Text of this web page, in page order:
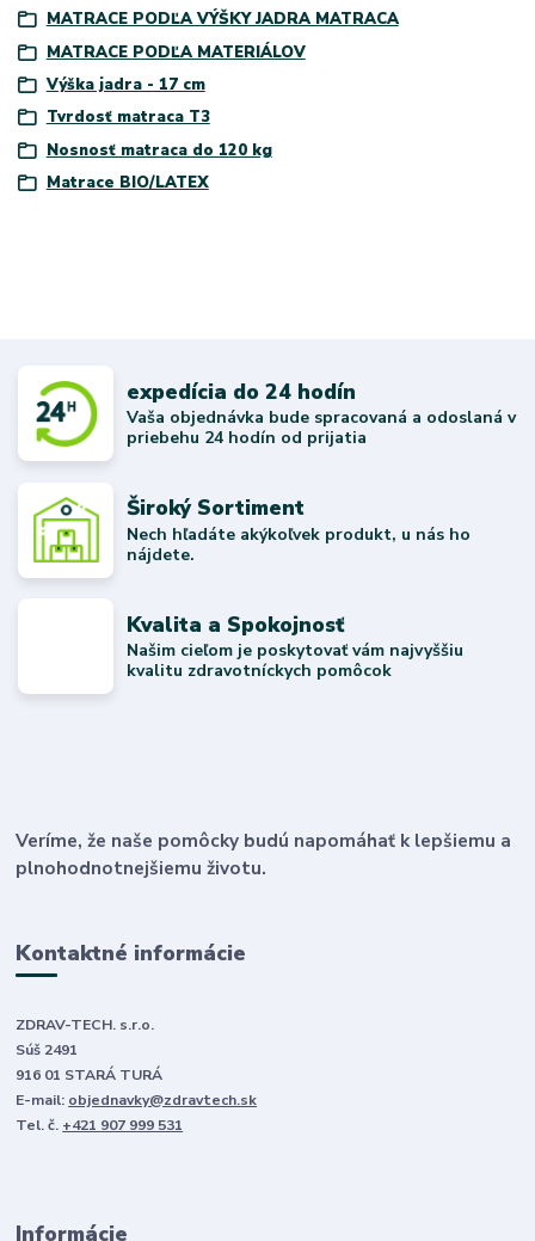
MATRACE PODĽA VÝŠKY JADRA MATRACA
MATRACE PODĽA MATERIÁLOV
Výška jadra - 17 cm
Tvrdosť matraca T3
Nosnosť matraca do 120 kg
Matrace BIO/LATEX
expedícia do 24 hodín
Vaša objednávka bude spracovaná a odoslaná v
priebehu 24 hodín od prijatia
Široký Sortiment
Nech hľadáte akýkoľvek produkt, u nás ho
nájdete.
Kvalita a Spokojnosť
Našim cieľom je poskytovať vám najvyššiu
kvalitu zdravotníckych pomôcok
Veríme, že naše pomôcky budú napomáhať k lepšiemu a
plnohodnotnejšiemu životu.
Kontaktné informácie
ZDRAV-TECH. s.r.o.
Súš 2491
916 01 STARÁ TURÁ
E-mail: objednavky@zdravtech.sk
Tel. č. +421 907 999 531
Informácie